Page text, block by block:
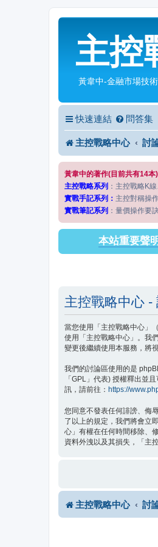
主控
黃韋中-金融市場技術
快速連結 問答集
主控戰略中心 討
黃韋中的著作(目前共有14本)
主控戰略系列 ：主控戰略K
實戰手記系列： 主控對稱操
實戰筆記系列 ：量價操作要
本站重要聲明
主控戰略中心 -
當您使用「主控戰略中心」
使用「主控戰略中心」。我
變更後繼續使用本服務，將
我們的討論區使用的是
「GPL」代表) 授權釋出並
訊，請前往： https://
您同意不發表任何誹謗、侮
了以上的規定，我們將會立
心」有權在任何時間移除、
資料外洩以及其損失，「主
主控戰略中心 討